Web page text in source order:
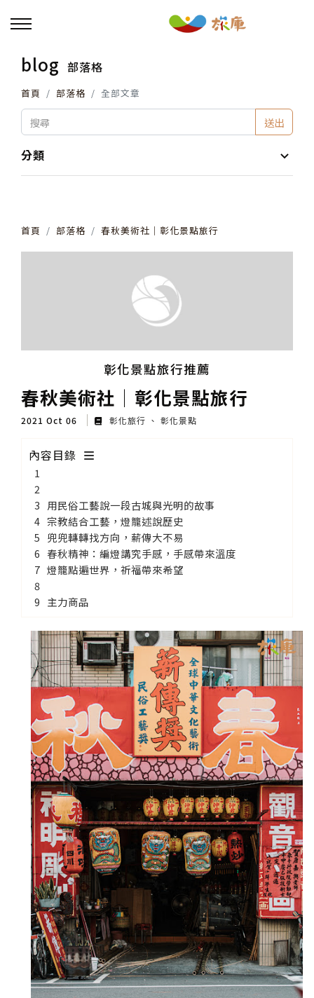
回主選單
活動報名
小旅行及主題導覽
其他活動
blog 部落格
首頁 部落格 全部文章
送出
分類
首頁 部落格 春秋美術社│彰化景點旅行
彰化景點旅行推薦
春秋美術社│彰化景點旅行
2021 Oct 06 彰化旅行 彰化景點
內容目錄
用民俗工藝說一段古城與光明的故事
宗教結合工藝，燈籠述說歷史
兜兜轉轉找方向，薪傳大不易
春秋精神：編燈講究手感，手感帶來溫度
燈籠點遍世界，祈福帶來希望
主力商品